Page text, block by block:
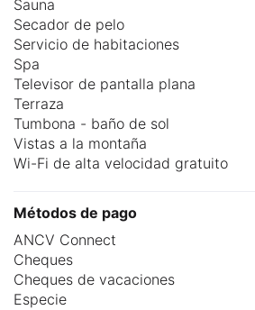
Sauna
Secador de pelo
Servicio de habitaciones
Spa
Televisor de pantalla plana
Terraza
Tumbona - baño de sol
Vistas a la montaña
Wi-Fi de alta velocidad gratuito
Métodos de pago
ANCV Connect
Cheques
Cheques de vacaciones
Especie